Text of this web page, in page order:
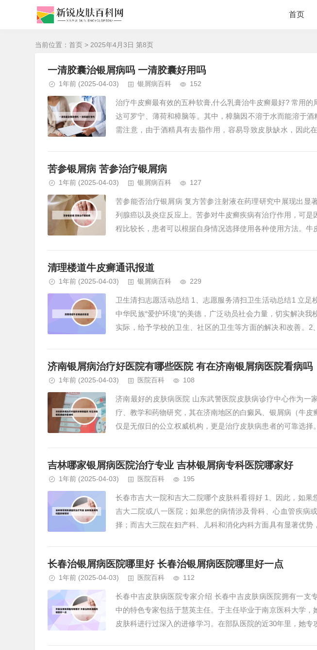
首页
当前位置： 首页 > 2025年4月3日 第8页
一清胶囊治银屑病吗 一清胶囊好用吗
1年前 (2025-04-03) 银屑病百科 152
治疗牛皮癣最有效的五种软膏,什么乳膏治牛皮癣最好? 常用的
达可罗宁、薄荷和樟脑等。其中，樟脑因不溶于水而能溶于
需注意，由于酒精具有去脂作用，容易导致皮肤缺水，因此
苦参银屑病 苦参治疗银屑病
1年前 (2025-04-03) 银屑病百科 127
苦参能否治疗银屑病 复方苦参注射液在药理研究中展现出显
列腺癌以及炎症反应上。苦参对牛皮癣疾病有治疗作用，可是
程比较长，患者可以根据自身情况选择使用各种使用方法。牛
清理楼道牛皮癣通讯报道
1年前 (2025-04-03) 银屑病百科 229
卫生清扫志愿活动总结 1、志愿服务清扫卫生活动总结1 立足
中华民族“爱护环境”的美德，广泛动员社会力量，切实解决
实际，给予学校的卫生、社区的卫生等方面的解决和改善。2
济南银屑病治疗好医院有哪些医院 有在济南银屑病医院看病吗
1年前 (2025-04-03) 医院百科 108
济南最好的皮肤病医院 山东武警医院皮肤病诊疗中心作为一
疗、教学和药物研究，其在济南地区的白癜风、银屑病（牛皮
仅是无假日的公立权威机构，更是治疗皮肤病患者的可靠选择
吉林哪家银屑病医院治疗专业 吉林银屑病专科医院哪家好
1年前 (2025-04-03) 医院百科 195
长春市吉大一院和吉大二院哪个皮肤科看得好 1、因此，如果
吉大二院或八一医院；如果您的病情涉及骨科、心血管疾病
择；而吉大三院在妇产科、儿科和消化内科方面具有显著优势
长春治银屑病医院哪里好 长春治银屑病医院哪里好一点
1年前 (2025-04-03) 医院百科 112
长春中吉皮肤病医院专家介绍 长春中吉皮肤病医院拥有一支
中的特色专家包括于慧英主任。于主任毕业于南京医科大学
皮肤科进行过深入的进修学习。在部队医院的近30年里，她